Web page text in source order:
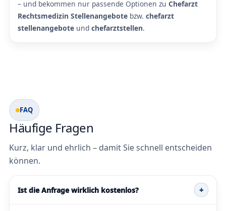
– und bekommen nur passende Optionen zu Chefarzt
Rechtsmedizin Stellenangebote bzw. chefarzt
stellenangebote und chefarztstellen.
FAQ
Häufige Fragen
Kurz, klar und ehrlich – damit Sie schnell entscheiden
können.
Ist die Anfrage wirklich kostenlos? +